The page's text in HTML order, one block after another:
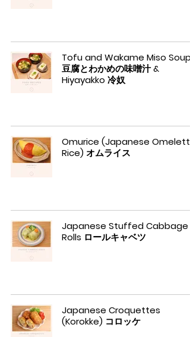
Tofu and Wakame Miso Soup
豆腐とわかめの味噌汁 &
Hiyayakko 冷奴
Omurice (Japanese Omelette
Rice) オムライス
Japanese Stuffed Cabbage
Rolls ロールキャベツ
Japanese Croquettes
(Korokke) コロッケ